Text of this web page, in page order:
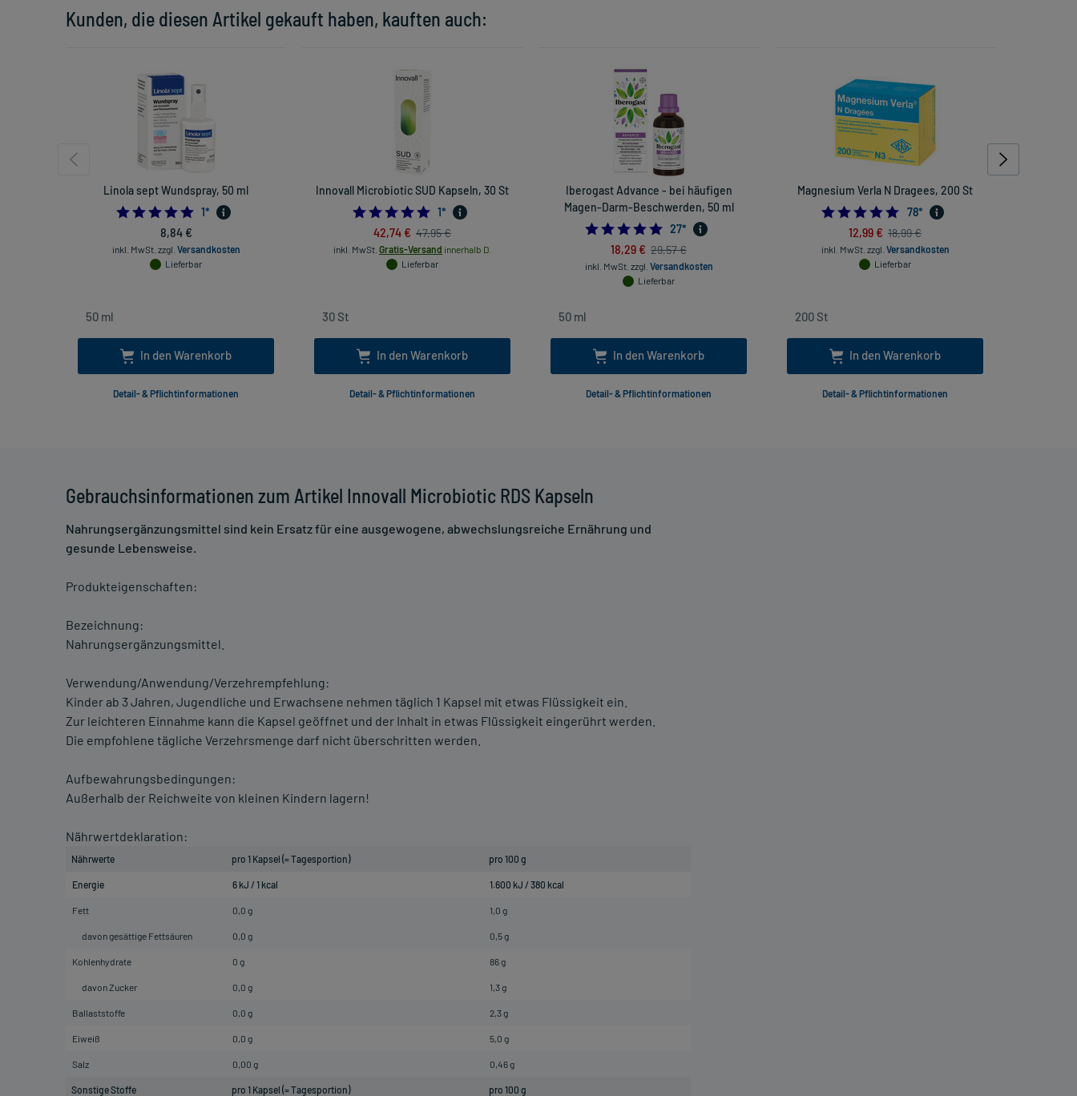
Gebrauchsinformationen zum Artikel Innovall Microbiotic RDS Kapseln
Nahrungsergänzungsmittel sind kein Ersatz für eine ausgewogene, abwechslungsreiche Ernährung und
gesunde Lebensweise.
Produkteigenschaften:
Bezeichnung:
Nahrungsergänzungsmittel.
Verwendung/Anwendung/Verzehrempfehlung:
Kinder ab 3 Jahren, Jugendliche und Erwachsene nehmen täglich 1 Kapsel mit etwas Flüssigkeit ein.
Zur leichteren Einnahme kann die Kapsel geöffnet und der Inhalt in etwas Flüssigkeit eingerührt werden.
Die empfohlene tägliche Verzehrsmenge darf nicht überschritten werden.
Aufbewahrungsbedingungen:
Außerhalb der Reichweite von kleinen Kindern lagern!
Nährwertdeklaration:
Nährwerte pro 1 Kapsel (= Tagesportion) pro 100 g
Energie 6 kJ / 1 kcal 1.600 kJ / 380 kcal
Fett 0,0 g 1,0 g
davon gesättige Fettsäuren 0,0 g 0,5 g
Kohlenhydrate 0 g 86 g
davon Zucker 0,0 g 1,3 g
Ballaststoffe 0,0 g 2,3 g
Eiweiß 0,0 g 5,0 g
Salz 0,00 g 0,46 g
Sonstige Stoffe pro 1 Kapsel (= Tagesportion) pro 100 g
Kunden, die diesen Artikel gekauft haben, kauften auch:
Linola sept Wundspray, 50 ml
5.0
1*
8,84 €
inkl. MwSt. zzgl. Versandkosten
Lieferbar
In den Warenkorb
Detail- & Pflichtinformationen
Innovall Microbiotic SUD Kapseln, 30 St
5.0
1*
42,74 € 47,95 €
inkl. MwSt. Gratis-Versand innerhalb D.
Lieferbar
In den Warenkorb
Detail- & Pflichtinformationen
Iberogast Advance - bei häufigen
Magen-Darm-Beschwerden, 50 ml
5.0
27*
18,29 € 29,57 €
inkl. MwSt. zzgl. Versandkosten
Lieferbar
In den Warenkorb
Detail- & Pflichtinformationen
Magnesium Verla N Dragees, 200 St
4.884615384615385
78*
12,99 € 18,99 €
inkl. MwSt. zzgl. Versandkosten
Lieferbar
In den Warenkorb
Detail- & Pflichtinformationen